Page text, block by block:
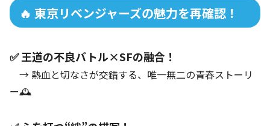
🔥 東京リベンジャーズの魅力を再確認！
✅ 王道の不良バトル×SFの融合！
→ 熱血と切なさが交錯する、唯一無二の青春ストーリ
ー🕰️